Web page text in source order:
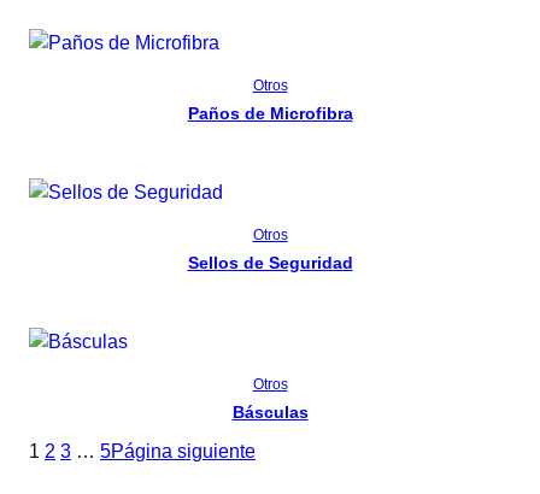
Read more
Otros
Paños de Microfibra
Read more
Otros
Sellos de Seguridad
Read more
Otros
Básculas
1 2 3 … 5Página siguiente